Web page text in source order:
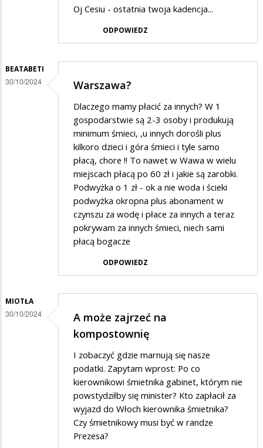
Oj Cesiu - ostatnia twoja kadencja...
ODPOWIEDZ
BEATABETI
30/10/2024 Warszawa?
Dlaczego mamy płacić za innych? W 1
gospodarstwie są 2-3 osoby i produkują
minimum śmieci, ,u innych dorośli plus
kilkoro dzieci i góra śmieci i tyle samo
płacą, chore !! To nawet w Wawa w wielu
miejscach płacą po 60 zł i jakie są zarobki.
Podwyżka o 1 zł - ok a nie woda i ścieki
podwyżka okropna plus abonament w
czynszu za wodę i płace za innych a teraz
pokrywam za innych śmieci, niech sami
płacą bogacze
ODPOWIEDZ
MIOTŁA
30/10/2024
A może zajrzeć na
kompostownię
I zobaczyć gdzie marnują się nasze
podatki. Zapytam wprost: Po co
kierownikowi śmietnika gabinet, którym nie
powstydziłby się minister? Kto zapłacił za
wyjazd do Włoch kierownika śmietnika?
Czy śmietnikowy musi być w randze
Prezesa?